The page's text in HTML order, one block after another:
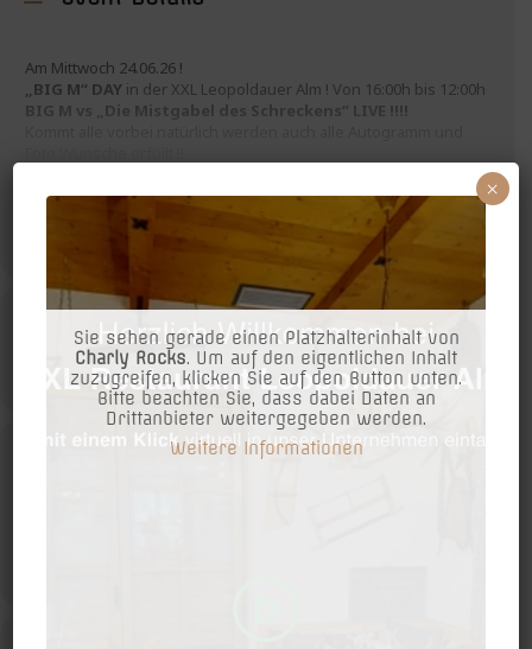
Am Mittwoch 24.06.26 !
„BIG M“ DAY in der XXL Leopoldauer Alm ! Von 16:00h bis 12:00h
BIG M vs „Die Mistgabel des Schreckens“ LIVE !!!!
Inkl. „Big M“ MENÜ – BIG M Burger
mit Pommes
Zwiebelringen und Saucen + Großes Getränk 0,5L deiner Wahl
(Bier, Spritzer, Alkoholfrei) nur 19,90€ 🍔🍔🍔🍔🍔‼️
ÖSTERREICH GEGEN DEUTSCHLAND
wird er die „Mistgabel des Schreckens“ bezwingen oder gewinnt
neuerlich der XXL Wirt !?!
Außerdem XXL Gewinnspiel: Unter allen die am BIG M DAY in die
Alm kommen verlosen wir 5x einen 50€ Gutschein der Alm !
Uhrzeit
24. Juni 202616:00-20:00 (GMT+02:00)
Sie sehen gerade einen Platzhalterinhalt von
Charly Rocks. Um auf den eigentlichen Inhalt
zuzugreifen, klicken Sie auf den Button unten.
Bitte beachten Sie, dass dabei Daten an
Drittanbieter weitergegeben werden.
Weitere Informationen
×